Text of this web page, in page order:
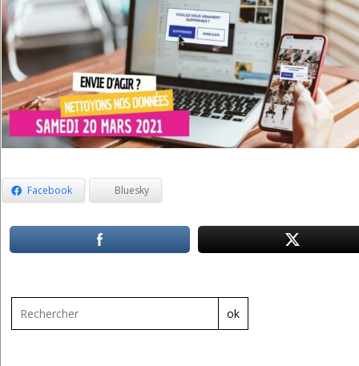
Facebook Bluesky
ok